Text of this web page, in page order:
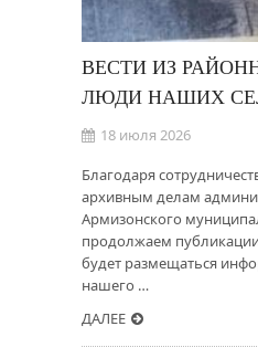
ВЕСТИ ИЗ
ЛЮДИ НАШИХ
18 июля 2026
Благодаря
архивным делам
Армизонского
продолжаем
будет размещаться
нашего …
ДАЛЕЕ